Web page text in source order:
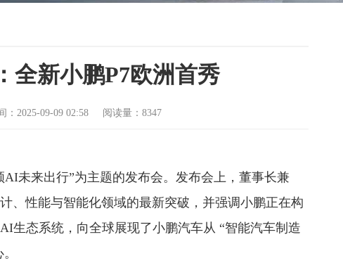
全新小鹏P7欧洲首秀
2025-09-09 02:58 阅读量：8347
未来出行”为主题的发布会。发布会上，董事长兼
、性能与智能化领域的最新突破，并强调小鹏正在构
生态系统，向全球展现了小鹏汽车从 “智能汽车制造